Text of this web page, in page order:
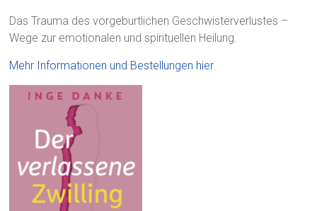
Das Trauma des vorgeburtlichen Geschwisterverlustes –
Wege zur emotionalen und spirituellen Heilung.
Mehr Informationen und Bestellungen hier.